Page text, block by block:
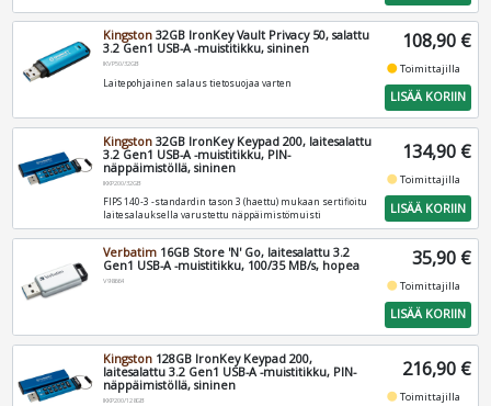
Kingston 32GB IronKey Vault Privacy 50, salattu
3.2 Gen1 USB-A -muistitikku, sininen
IKVP50/32GB
Laitepohjainen salaus tietosuojaa varten
108,90 €
fiber_manual_recordToimittajilla
LISÄÄ KORIIN
Kingston 32GB IronKey Keypad 200, laitesalattu
3.2 Gen1 USB-A -muistitikku, PIN-
näppäimistöllä, sininen
IKKP200/32GB
FIPS 140-3 -standardin tason 3 (haettu) mukaan sertifioitu
laitesalauksella varustettu näppäimistömuisti
134,90 €
fiber_manual_recordToimittajilla
LISÄÄ KORIIN
Verbatim 16GB Store 'N' Go, laitesalattu 3.2
Gen1 USB-A -muistitikku, 100/35 MB/s, hopea
V98664
35,90 €
fiber_manual_recordToimittajilla
LISÄÄ KORIIN
Kingston 128GB IronKey Keypad 200,
laitesalattu 3.2 Gen1 USB-A -muistitikku, PIN-
näppäimistöllä, sininen
IKKP200/128GB
216,90 €
fiber_manual_recordToimittajilla